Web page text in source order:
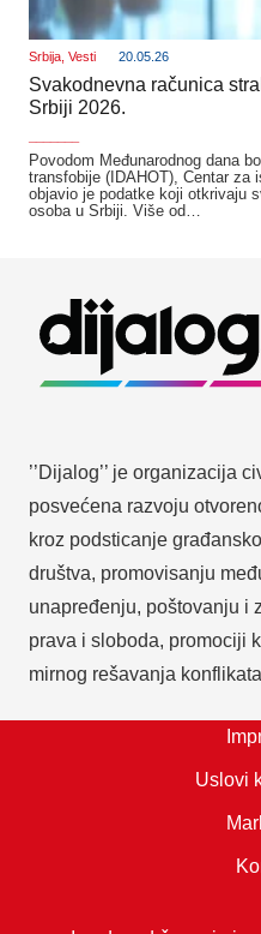
Srbija, Vesti 20.05.26
Svakodnevna računica
Srbiji 2026.
Povodom Međunarodnog dana
transfobije (IDAHOT), Centar za
objavio je podatke koji otkrivaju
osoba u Srbiji. Više od…
’’Dijalog’’ je organizacija
posvećena razvoju
kroz podsticanje
društva, promovisanju
unapređenju, poštovanju i
prava i sloboda, promociji
mirnog rešavanja
Uslovi